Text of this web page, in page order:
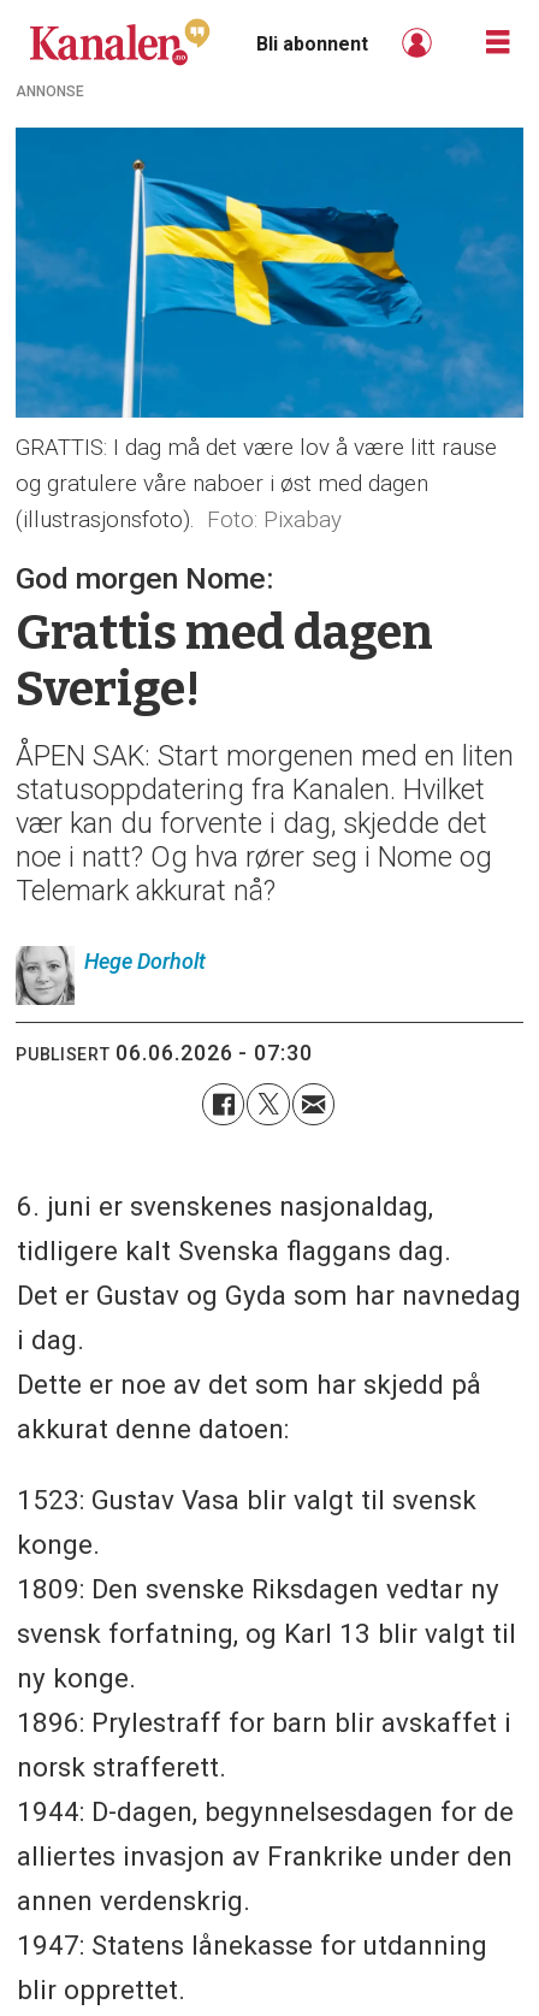
Bli abonnent
ANNONSE
GRATTIS: I dag må det være lov å være litt rause
og gratulere våre naboer i øst med dagen
(illustrasjonsfoto).
Pixabay
God morgen Nome:
Grattis med dagen
Sverige!
ÅPEN SAK: Start morgenen med en liten
statusoppdatering fra Kanalen. Hvilket
vær kan du forvente i dag, skjedde det
noe i natt? Og hva rører seg i Nome og
Telemark akkurat nå?
Hege Dorholt
PUBLISERT 06.06.2026 - 07:30
6. juni er svenskenes nasjonaldag,
tidligere kalt Svenska flaggans dag.
Det er Gustav og Gyda som har navnedag
i dag.
Dette er noe av det som har skjedd på
akkurat denne datoen:
1523: Gustav Vasa blir valgt til svensk
konge.
1809: Den svenske Riksdagen vedtar ny
svensk forfatning, og Karl 13 blir valgt til
ny konge.
1896: Prylestraff for barn blir avskaffet i
norsk strafferett.
1944: D-dagen, begynnelsesdagen for de
alliertes invasjon av Frankrike under den
annen verdenskrig.
1947: Statens lånekasse for utdanning
blir opprettet.